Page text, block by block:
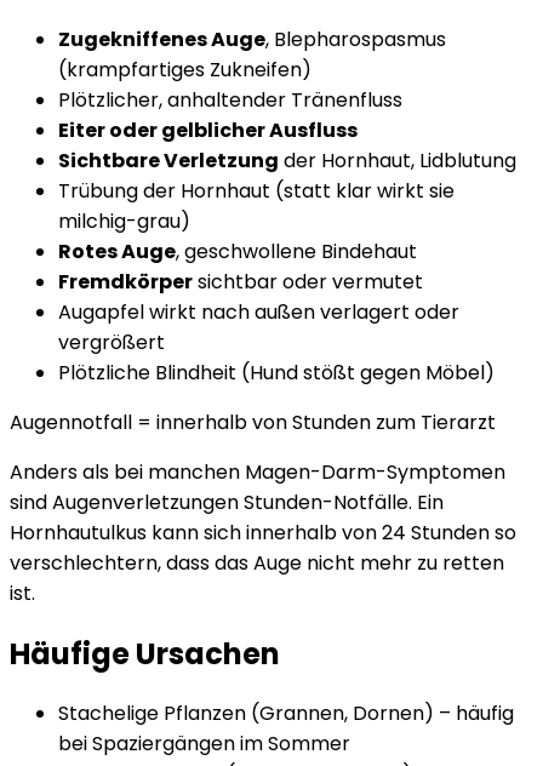
Zugekniffenes Auge, Blepharospasmus
(krampfartiges Zukneifen)
Plötzlicher, anhaltender Tränenfluss
Eiter oder gelblicher Ausfluss
Sichtbare Verletzung der Hornhaut, Lidblutung
Trübung der Hornhaut (statt klar wirkt sie
milchig-grau)
Rotes Auge, geschwollene Bindehaut
Fremdkörpersichtbar oder vermutet
Augapfel wirkt nach außen verlagert oder
vergrößert
Plötzliche Blindheit (Hund stößt gegen Möbel)
Augennotfall = innerhalb von Stunden zum Tierarzt
Anders als bei manchen Magen-Darm-Symptomen
sind Augenverletzungen Stunden-Notfälle. Ein
Hornhautulkus kann sich innerhalb von 24 Stunden so
verschlechtern, dass das Auge nicht mehr zu retten
ist.
Häufige Ursachen
Stachelige Pflanzen (Grannen, Dornen) – häufig
bei Spaziergängen im Sommer